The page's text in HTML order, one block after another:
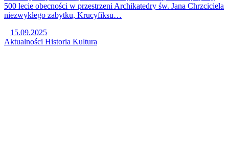
500 lecie obecności w przestrzeni Archikatedry św. Jana Chrzciciela
niezwykłego zabytku, Krucyfiksu…
15.09.2025
Aktualności Historia Kultura